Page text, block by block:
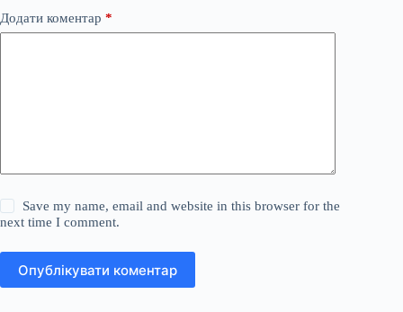
Додати коментар *
Save my name, email and website in this browser for the
next time I comment.
Опублікувати коментар